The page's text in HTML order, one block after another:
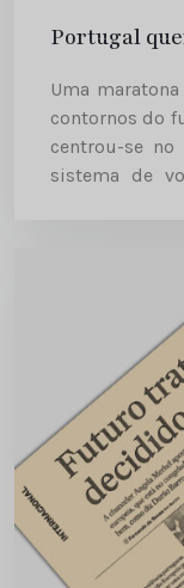
Portugal
Uma
contornos do
centrou-se
sistema de